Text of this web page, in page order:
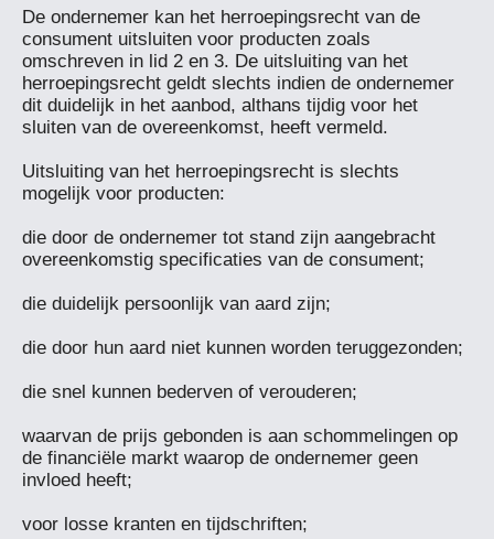
De ondernemer kan het herroepingsrecht van de
consument uitsluiten voor producten zoals
omschreven in lid 2 en 3. De uitsluiting van het
herroepingsrecht geldt slechts indien de ondernemer
dit duidelijk in het aanbod, althans tijdig voor het
sluiten van de overeenkomst, heeft vermeld.
Uitsluiting van het herroepingsrecht is slechts
mogelijk voor producten:
die door de ondernemer tot stand zijn aangebracht
overeenkomstig specificaties van de consument;
die duidelijk persoonlijk van aard zijn;
die door hun aard niet kunnen worden teruggezonden;
die snel kunnen bederven of verouderen;
waarvan de prijs gebonden is aan schommelingen op
de financiële markt waarop de ondernemer geen
invloed heeft;
voor losse kranten en tijdschriften;